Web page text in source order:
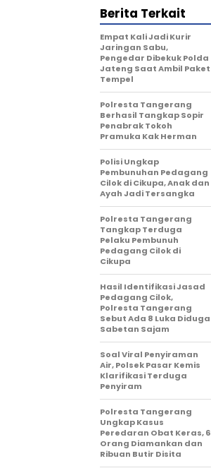
Berita Terkait
Empat Kali Jadi Kurir
Jaringan Sabu,
Pengedar Dibekuk Polda
Jateng Saat Ambil Paket
Tempel
Polresta Tangerang
Berhasil Tangkap Sopir
Penabrak Tokoh
Pramuka Kak Herman
Polisi Ungkap
Pembunuhan Pedagang
Cilok di Cikupa, Anak dan
Ayah Jadi Tersangka
Polresta Tangerang
Tangkap Terduga
Pelaku Pembunuh
Pedagang Cilok di
Cikupa
Hasil Identifikasi Jasad
Pedagang Cilok,
Polresta Tangerang
Sebut Ada 8 Luka Diduga
Sabetan Sajam
Soal Viral Penyiraman
Air, Polsek Pasar Kemis
Klarifikasi Terduga
Penyiram
Polresta Tangerang
Ungkap Kasus
Peredaran Obat Keras, 6
Orang Diamankan dan
Ribuan Butir Disita